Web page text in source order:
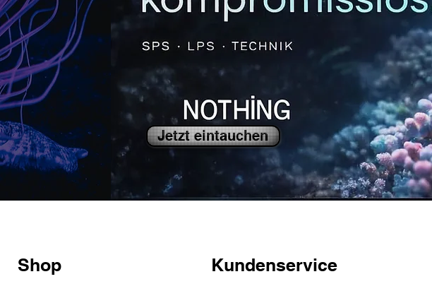
Jetzt eintauchen
Shop Kundenservice